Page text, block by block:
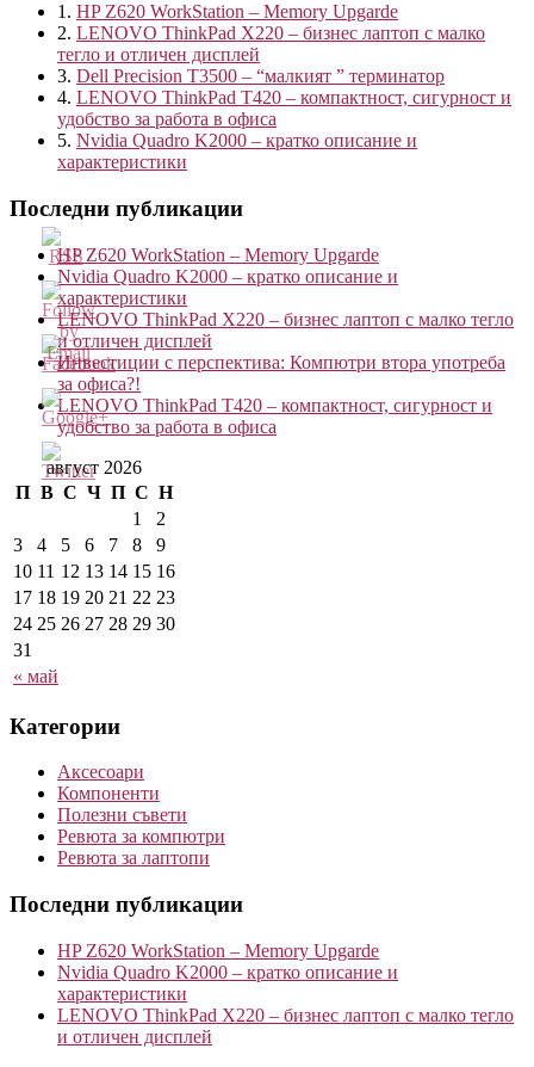
1. HP Z620 WorkStation – Memory Upgarde
2. LENOVO ThinkPad X220 – бизнес лаптоп с малко
тегло и отличен дисплей
3. Dell Precision T3500 – “малкият ” терминатор
4. LENOVO ThinkPad T420 – компактност, сигурност и
удобство за работа в офиса
5. Nvidia Quadro K2000 – кратко описание и
характеристики
Последни публикации
HP Z620 WorkStation – Memory Upgarde
Nvidia Quadro K2000 – кратко описание и
характеристики
LENOVO ThinkPad X220 – бизнес лаптоп с малко тегло
и отличен дисплей
Инвестиции с перспектива: Компютри втора употреба
за офиса?!
LENOVO ThinkPad T420 – компактност, сигурност и
удобство за работа в офиса
август 2026
П В С Ч П С Н
« май
1
2
3
4 5 6 7 8
9
10 11 12 13 14 15 16
17 18 19 20 21 22 23
24 25 26 27 28 29 30
31
Категории
Аксесоари
Компоненти
Полезни съвети
Ревюта за компютри
Ревюта за лаптопи
Последни публикации
HP Z620 WorkStation – Memory Upgarde
Nvidia Quadro K2000 – кратко описание и
характеристики
LENOVO ThinkPad X220 – бизнес лаптоп с малко тегло
и отличен дисплей
http://blog.kvantservice.com/tag/